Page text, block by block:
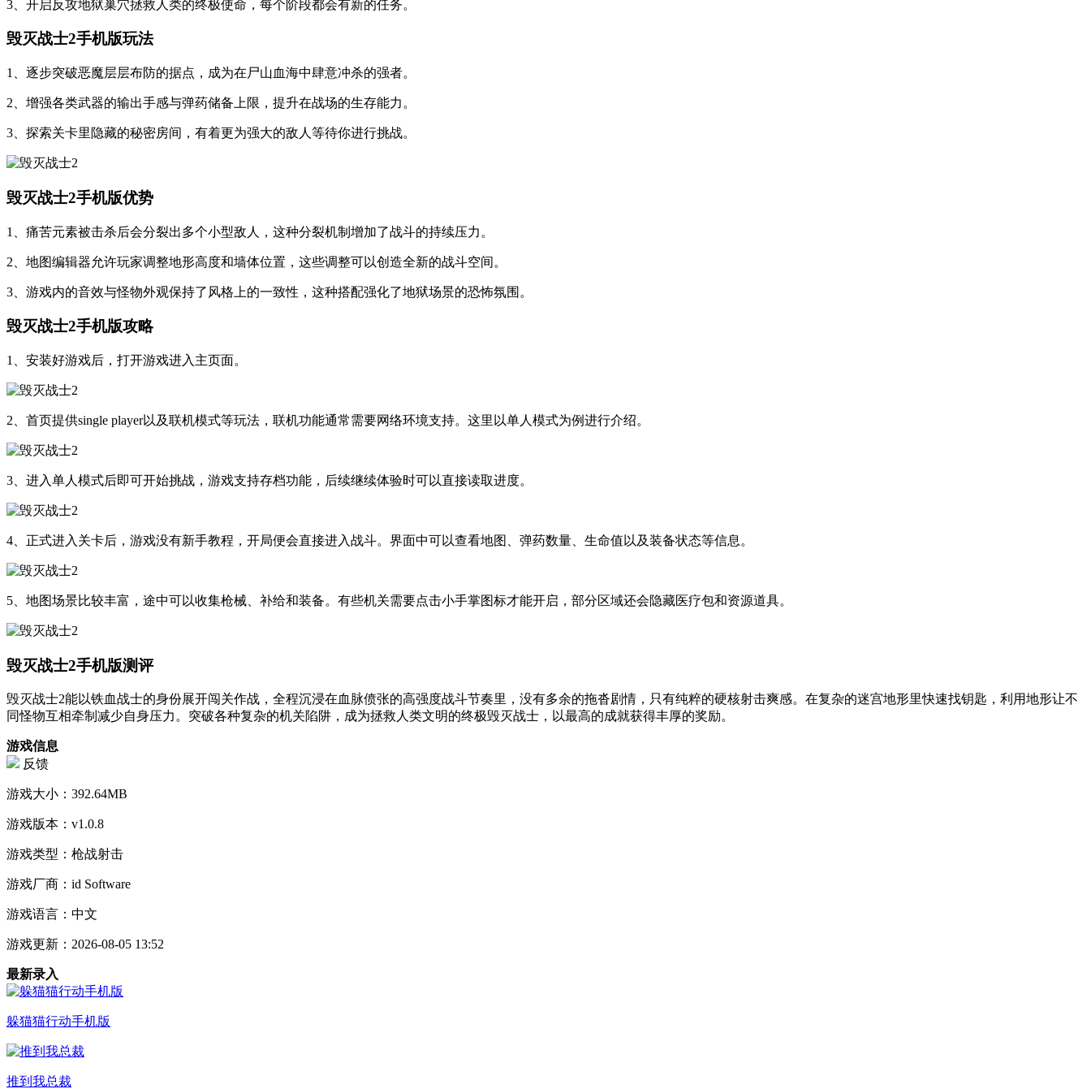
3、开启反攻地狱巢穴拯救人类的终极使命，每个阶段都会有新的任务。
毁灭战士2手机版玩法
1、逐步突破恶魔层层布防的据点，成为在尸山血海中肆意冲杀的强者。
2、增强各类武器的输出手感与弹药储备上限，提升在战场的生存能力。
3、探索关卡里隐藏的秘密房间，有着更为强大的敌人等待你进行挑战。
毁灭战士2手机版优势
1、痛苦元素被击杀后会分裂出多个小型敌人，这种分裂机制增加了战斗的持续压力。
2、地图编辑器允许玩家调整地形高度和墙体位置，这些调整可以创造全新的战斗空间。
3、游戏内的音效与怪物外观保持了风格上的一致性，这种搭配强化了地狱场景的恐怖氛围。
毁灭战士2手机版攻略
1、安装好游戏后，打开游戏进入主页面。
2、首页提供single player以及联机模式等玩法，联机功能通常需要网络环境支持。这里以单人模式为例进行介绍。
3、进入单人模式后即可开始挑战，游戏支持存档功能，后续继续体验时可以直接读取进度。
4、正式进入关卡后，游戏没有新手教程，开局便会直接进入战斗。界面中可以查看地图、弹药数量、生命值以及装备状态等信息。
5、地图场景比较丰富，途中可以收集枪械、补给和装备。有些机关需要点击小手掌图标才能开启，部分区域还会隐藏医疗包和资源道具。
毁灭战士2手机版测评
毁灭战士2能以铁血战士的身份展开闯关作战，全程沉浸在血脉偾张的高强度战斗节奏里，没有多余的拖沓剧情，只有纯粹的硬核射击爽感。在复杂的迷宫地形里快速找钥匙，利用地形让不
同怪物互相牵制减少自身压力。突破各种复杂的机关陷阱，成为拯救人类文明的终极毁灭战士，以最高的成就获得丰厚的奖励。
游戏信息
反馈
游戏大小： 392.64MB
游戏版本： v1.0.8
游戏类型： 枪战射击
游戏厂商： id Software
游戏语言： 中文
游戏更新： 2026-08-05 13:52
最新录入
躲猫猫行动手机版
推到我总裁